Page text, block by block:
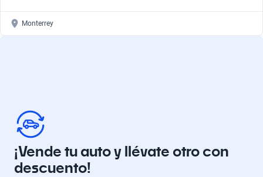
Monterrey
¡Vende tu auto y llévate otro con
descuento!